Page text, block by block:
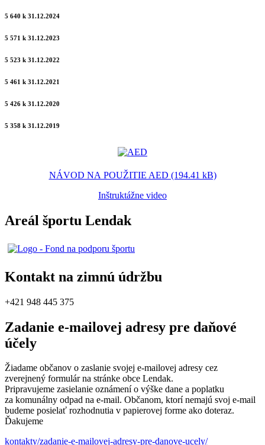
5 640 k 31.12.2024
5 571 k 31.12.2023
5 523 k 31.12.2022
5 461 k 31.12.2021
5 426 k 31.12.2020
5 358 k 31.12.2019
NÁVOD NA POUŽITIE AED (194.41 kB)
Inštruktážne video
Areál športu Lendak
Kontakt na zimnú údržbu
+421 948 445 375
Zadanie e-mailovej adresy pre daňové
účely
Žiadame občanov o zaslanie svojej e-mailovej adresy cez
zverejnený formulár na stránke obce Lendak.
Pripravujeme zasielanie oznámení o výške dane a poplatku
za komunálny odpad na e-mail. Občanom, ktorí nemajú svoj e-mail
budeme posielať rozhodnutia v papierovej forme ako doteraz.
Ďakujeme
kontakty/zadanie-e-mailovej-adresy-pre-danove-ucely/